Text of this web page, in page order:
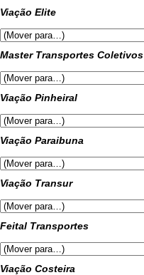
Viação Elite
Master Transportes Coletivos
Viação Pinheiral
Viação Paraibuna
Viação Transur
Feital Transportes
Viação Costeira